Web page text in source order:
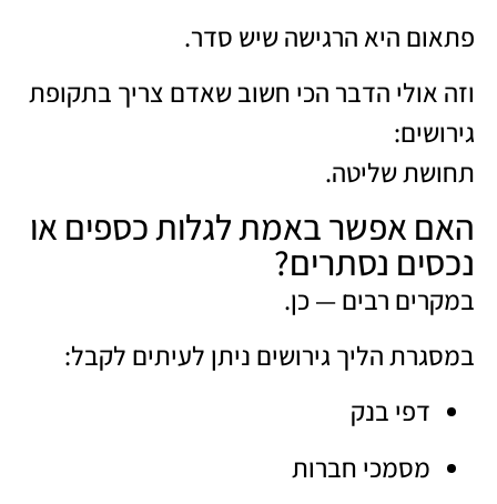
פתאום היא הרגישה שיש סדר.
וזה אולי הדבר הכי חשוב שאדם צריך בתקופת
גירושים:
תחושת שליטה.
האם אפשר באמת לגלות כספים או
נכסים נסתרים?
במקרים רבים — כן.
במסגרת הליך גירושים ניתן לעיתים לקבל:
דפי בנק
מסמכי חברות